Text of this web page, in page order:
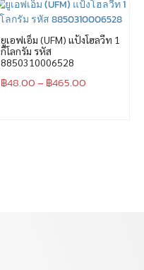
ยูเอฟเอ็ม (UFM) แป้งโฮลวีท 1
กิโลกรัม รหัส
8850310006528
฿48.00– ฿465.00